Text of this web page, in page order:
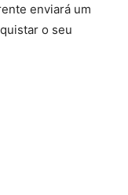
enviará um
o seu